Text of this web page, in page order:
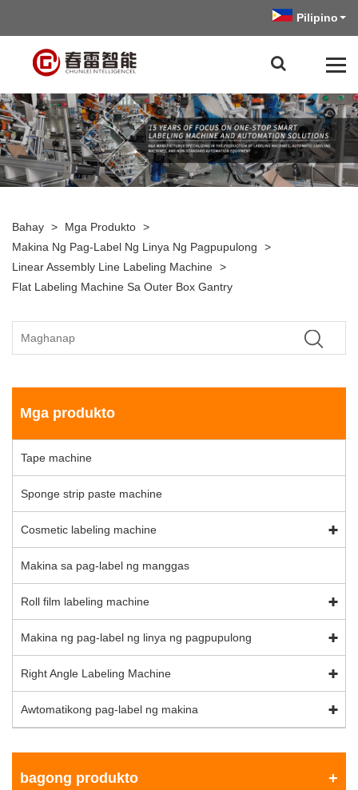
Pilipino
Bahay > Mga Produkto >
Makina Ng Pag-Label Ng Linya Ng Pagpupulong
>
Linear Assembly Line Labeling Machine >
Flat Labeling Machine Sa Outer Box Gantry
Mga produkto
Tape machine
Sponge strip paste machine
Cosmetic labeling machine
Makina sa pag-label ng manggas
Roll film labeling machine
Makina ng pag-label ng linya ng pagpupulong
Right Angle Labeling Machine
Awtomatikong pag-label ng makina
bagong produkto